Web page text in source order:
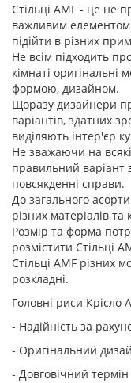
Стільці AMF - це не
важливим елементом
підійти в різних
Не всім підходить
кімнаті оригінальні
формою, дизайном.
Щоразу дизайнери
варіантів, здатних
виділяють інтер'єр
Не зважаючи на
правильний варіант
повсякденні справи.
До загального
різних матеріалів та
Розмір та форма
розмістити Стільці
Стільці AMF різних
розкладні.
Головні риси
- Надійність за
- Оригінальний
- Довговічний термін